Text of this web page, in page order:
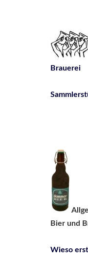
Brauerei
Bier und
Wieso